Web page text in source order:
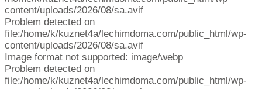
content/uploads/2026/08/sa.avif
Problem detected on
file:/home/k/kuznet4a/lechimdoma.com/public_html/wp-
content/uploads/2026/08/sa.avif
Image format not supported: image/webp
Problem detected on
file:/home/k/kuznet4a/lechimdoma.com/public_html/wp-